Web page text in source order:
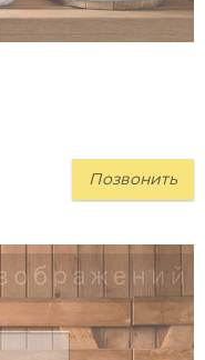
Позвонить